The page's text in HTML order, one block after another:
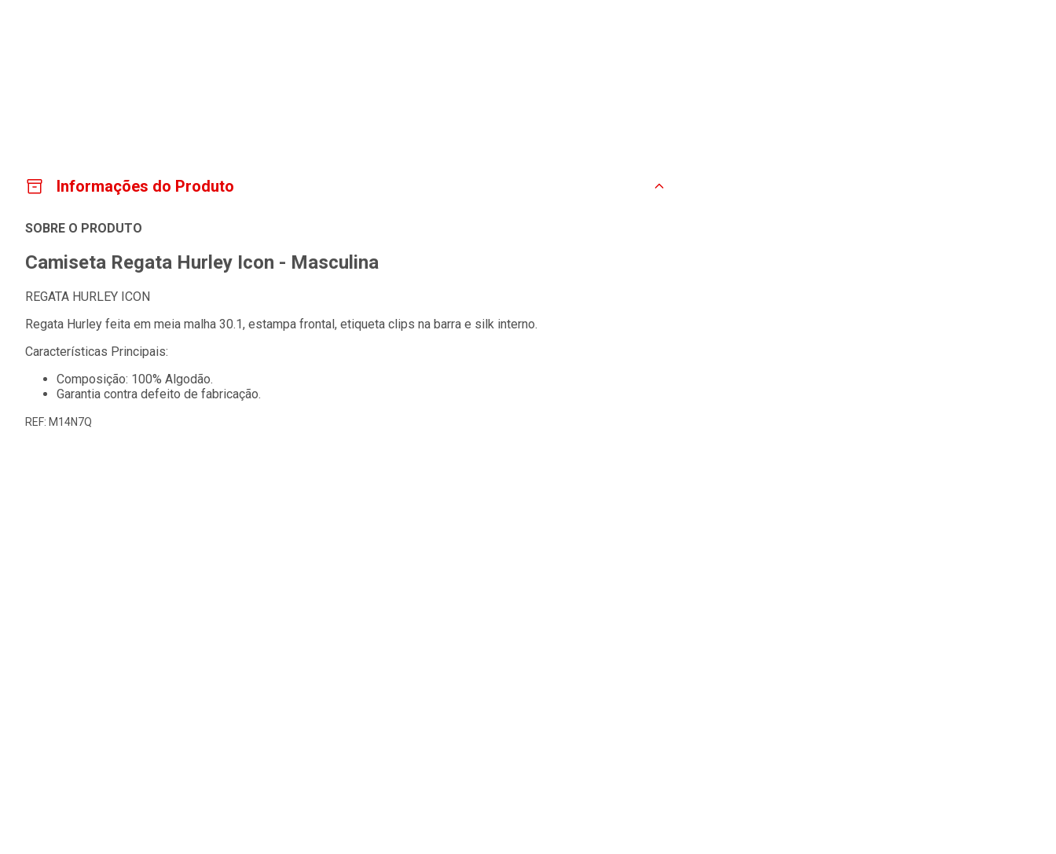
Informações do Produto
SOBRE O PRODUTO
Camiseta Regata Hurley Icon - Masculina
REGATA HURLEY ICON
Regata Hurley feita em meia malha 30.1, estampa frontal, etiqueta clips na barra e silk interno.
Características Principais:
Composição: 100% Algodão.
Garantia contra defeito de fabricação.
REF: M14N7Q